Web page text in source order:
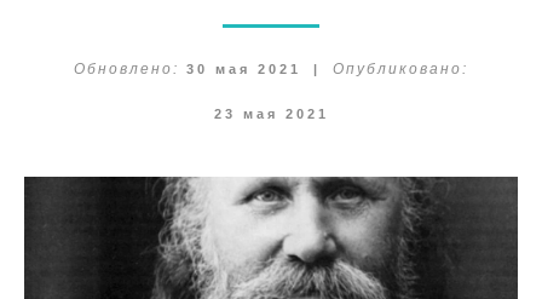
Обновлено: 30 мая 2021 | Опубликовано:
23 мая 2021